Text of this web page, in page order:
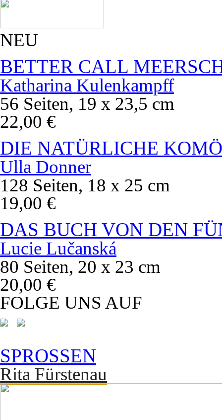
NEU
BETTER CALL
Katharina Kulenkampff
56 Seiten, 19 x 23,5 cm
22,00 €
DIE NATÜRLICHE
Ulla Donner
128 Seiten, 18 x 25 cm
19,00 €
DAS BUCH VON DEN
Lucie Lučanská
80 Seiten, 20 x 23 cm
20,00 €
FOLGE UNS AUF
SPROSSEN
Rita Fürstenau